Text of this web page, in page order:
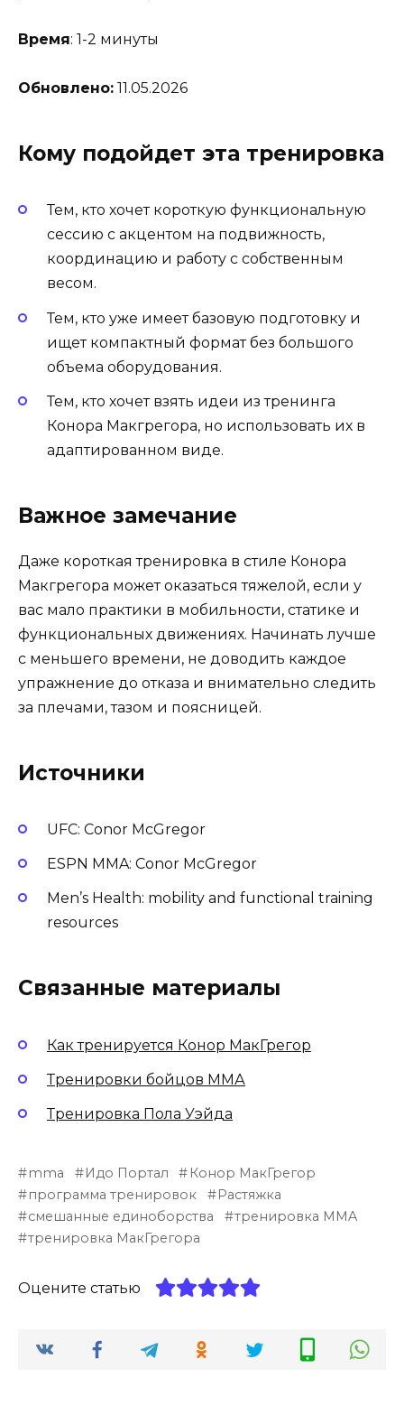
Время: 1-2 минуты
Обновлено: 11.05.2026
Кому подойдет эта тренировка
Тем, кто хочет короткую функциональную
сессию с акцентом на подвижность,
координацию и работу с собственным
весом.
Тем, кто уже имеет базовую подготовку и
ищет компактный формат без большого
объема оборудования.
Тем, кто хочет взять идеи из тренинга
Конора Макгрегора, но использовать их в
адаптированном виде.
Важное замечание
Даже короткая тренировка в стиле Конора
Макгрегора может оказаться тяжелой, если у
вас мало практики в мобильности, статике и
функциональных движениях. Начинать лучше
с меньшего времени, не доводить каждое
упражнение до отказа и внимательно следить
за плечами, тазом и поясницей.
Источники
UFC: Conor McGregor
ESPN MMA: Conor McGregor
Men’s Health: mobility and functional training
resources
Связанные материалы
Как тренируется Конор МакГрегор
Тренировки бойцов ММА
Тренировка Пола Уэйда
mma Идо Портал
Конор МакГрегор
программа тренировок
Растяжка
смешанные единоборства
тренировка MMA
тренировка МакГрегора
Оцените статью